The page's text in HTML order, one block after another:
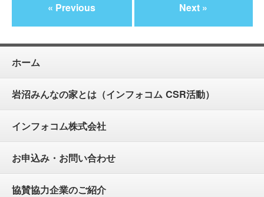
« Previous Next »
ホーム
岩沼みんなの家とは（インフォコム CSR活動）
インフォコム株式会社
お申込み・お問い合わせ
協賛協力企業のご紹介